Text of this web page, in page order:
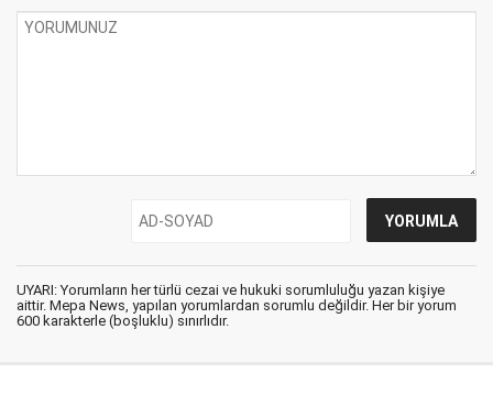
UYARI: Yorumların her türlü cezai ve hukuki sorumluluğu yazan kişiye
aittir. Mepa News, yapılan yorumlardan sorumlu değildir. Her bir yorum
600 karakterle (boşluklu) sınırlıdır.